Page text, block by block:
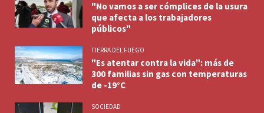
"No vamos a ser cómplices de la usura
que afecta a los trabajadores
públicos"
TIERRA DEL FUEGO
"Es atentar contra la vida": más de
300 familias sin gas con temperaturas
de -19°C
SOCIEDAD